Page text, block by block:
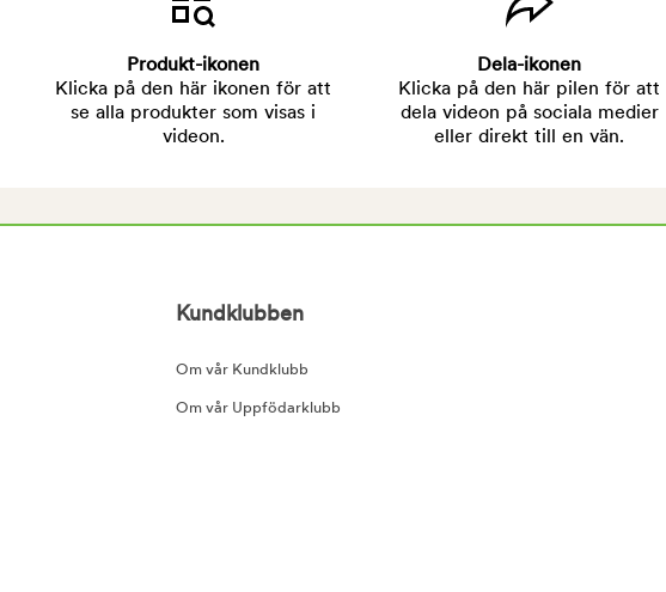
Produkt-ikonen
Klicka på den här ikonen för att
se alla produkter som visas i
videon.
Dela-ikonen
Klicka på den här pilen för att
dela videon på sociala medier
eller direkt till en vän.
Kundklubben
Om vår Kundklubb
Om vår Uppfödarklubb